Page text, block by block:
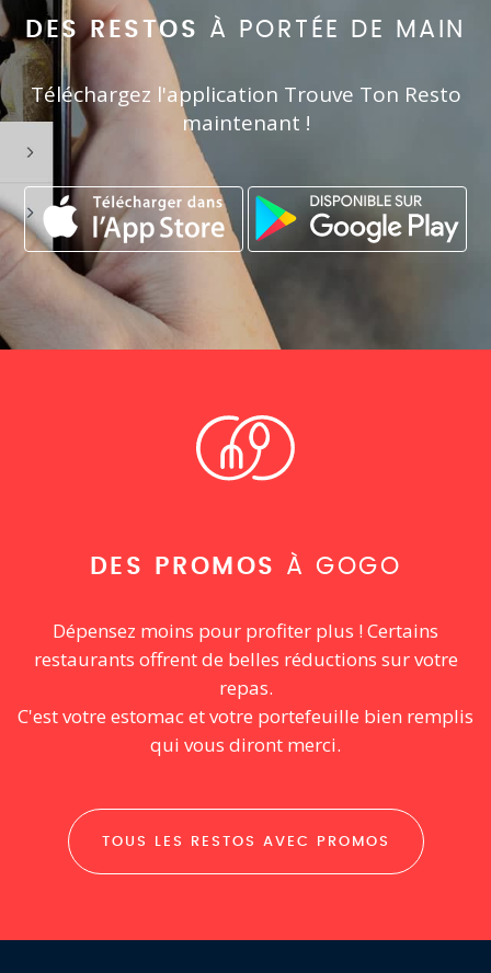
DES RESTOS À PORTÉE DE MAIN
Téléchargez l'application Trouve Ton Resto
maintenant !
DES PROMOS À GOGO
Dépensez moins pour profiter plus ! Certains
restaurants offrent de belles réductions sur votre
repas.
C'est votre estomac et votre portefeuille bien remplis
qui vous diront merci.
TOUS LES RESTOS AVEC PROMOS